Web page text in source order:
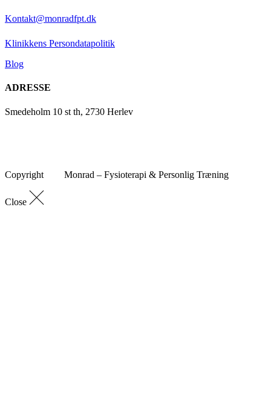
Kontakt@monradfpt.dk
Klinikkens Persondatapolitik
Blog
ADRESSE
Smedeholm 10 st th, 2730 Herlev
Copyright Monrad – Fysioterapi & Personlig Træning
Close